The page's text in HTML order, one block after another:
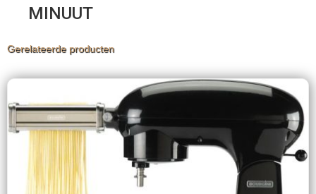
MINUUT
Gerelateerde producten